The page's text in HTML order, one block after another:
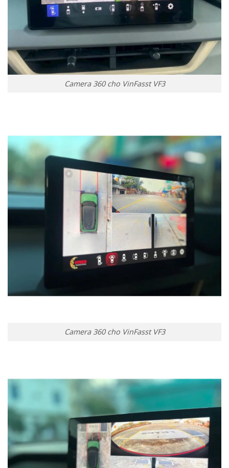
Camera 360 cho VinFasst VF3
Camera 360 cho VinFasst VF3